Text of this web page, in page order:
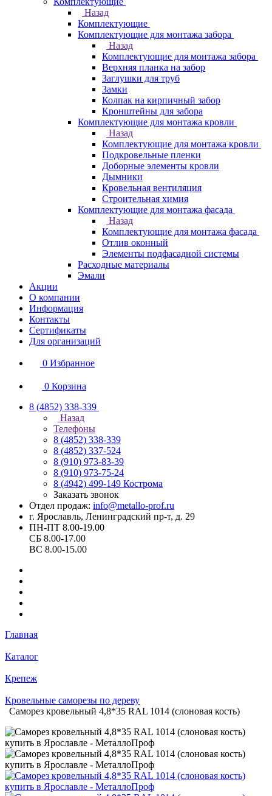
Назад
Комплектующие
Комплектующие для монтажа забора
Назад
Комплектующие для монтажа забора
Верхняя планка на забор
Заглушки для труб
Замки
Колпак на кирпичный забор
Кронштейны для забора
Комплектующие для монтажа кровли
Назад
Комплектующие для монтажа кровли
Подкровельные пленки
Доборные элементы кровли
Дымники
Кровельная вентиляция
Строительная химия
Комплектующие для монтажа фасада
Назад
Комплектующие для монтажа фасада
Отлив оконный
Элементы подфасадной системы
Расходные материалы
Эмали
Акции
О компании
Информация
Контакты
Сертификаты
Для организаций
0 Избранное
0 Корзина
8 (4852) 338-339
Назад
Телефоны
8 (4852) 338-339
8 (4852) 337-524
8 (910) 973-83-39
8 (910) 973-75-24
8 (4942) 499-149 Кострома
Заказать звонок
Отдел продаж: info@metallo-prof.ru
г. Ярославль, Ленинградский пр-т, д. 29
ПН-ПТ 8.00-19.00
СБ 8.00-17.00
ВС 8.00-15.00
Главная
Каталог
Крепеж
Кровельные саморезы по дереву
Саморез кровельный 4,8*35 RAL 1014 (слоновая кость)